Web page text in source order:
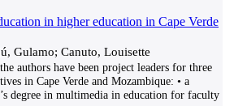
in higher education in Cape Verde
Gulamo; Canuto, Louisette
authors have been project leaders for three
in Cape Verde and Mozambique: • a
degree in multimedia in education for faculty